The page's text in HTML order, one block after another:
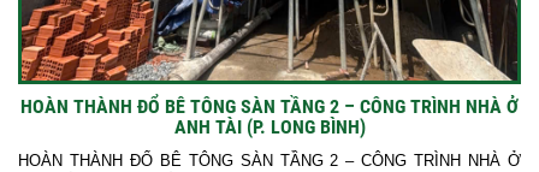
HOÀN THÀNH ĐỔ BÊ TÔNG SÀN TẦNG 2 – CÔNG TRÌNH NHÀ Ở
ANH TÀI (P. LONG BÌNH)
HOÀN THÀNH ĐỔ BÊ TÔNG SÀN TẦNG 2 – CÔNG TRÌNH NHÀ Ở